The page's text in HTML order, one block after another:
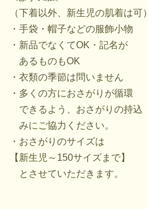
（下着以外、新生児の肌着は可）
・手袋・帽子などの服飾小物
・新品でなくてOK・記名が
あるものもOK
・衣類の季節は問いません
・多くの方におさがりが循環
できるよう、おさがりの持込
みにご協力ください。
・おさがりのサイズは
【新生児～150サイズまで】
とさせていただきます。